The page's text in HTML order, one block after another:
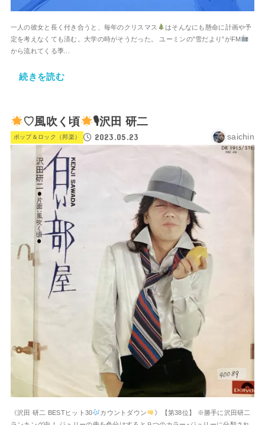
一人の彼女と長く付き合うと、毎年のクリスマス
はそんなにも懸命に計画や予
定を考えなくても済む。大学の時がそうだった。 ユーミンの”雪だより”がFM
から流れてくる季...
続きを読む
♡風吹く頃 🎙沢田 研二
ポップ＆ロック（邦楽） 2023.05.23 saichin
《沢田 研二 BESTヒット30 カウントダウン
》【第38位】 ※勝手に沢田研二